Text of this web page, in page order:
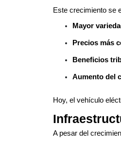
Este crecimiento se
Mayor
Precios más
Beneficios
Aumento del
Hoy, el vehículo
A pesar del